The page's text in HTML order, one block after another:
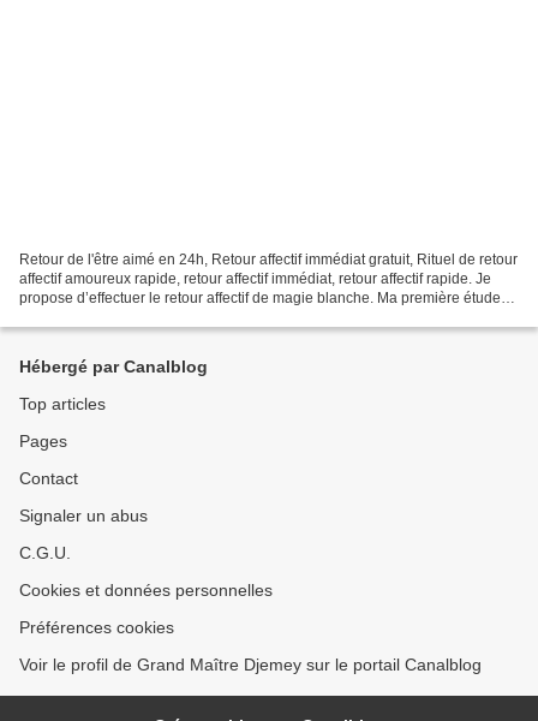
Retour de l'être aimé en 24h, Retour affectif immédiat gratuit, Rituel de retour
affectif amoureux rapide, retour affectif immédiat, retour affectif rapide. Je
propose d’effectuer le retour affectif de magie blanche. Ma première étude
Hébergé par Canalblog
Top articles
Pages
Contact
Signaler un abus
C.G.U.
Cookies et données personnelles
Préférences cookies
Voir le profil de Grand Maître Djemey sur le portail Canalblog